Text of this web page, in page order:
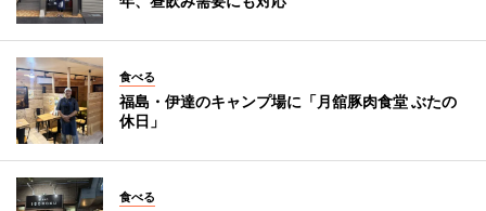
食べる
福島・伊達のキャンプ場に「月舘豚肉食堂 ぶたの
休日」
食べる